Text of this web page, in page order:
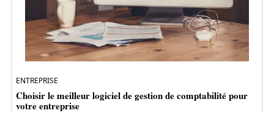
ENTREPRISE
Choisir le meilleur logiciel de gestion de comptabilité pour
votre entreprise